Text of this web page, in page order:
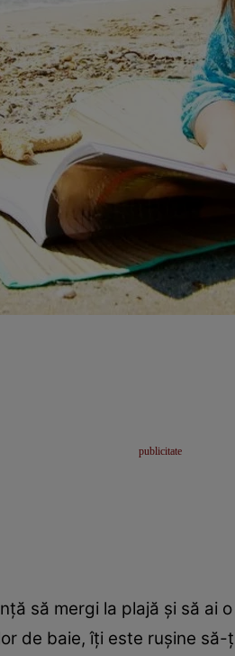
să mergi la plajă şi să ai
de baie, îţi este ruşine